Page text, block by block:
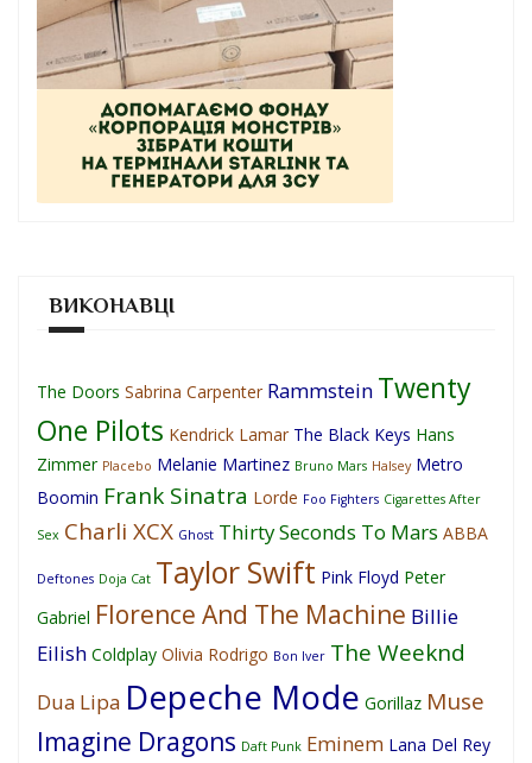
ВИКОНАВЦІ
The Doors Sabrina Carpenter Rammstein Twenty
One Pilots Kendrick Lamar The Black Keys Hans
Zimmer Placebo Melanie Martinez Bruno Mars Halsey Metro
Boomin Frank Sinatra Lorde Foo Fighters Cigarettes After
Sex Charli XCX Ghost Thirty Seconds To Mars ABBA
Deftones Doja Cat Taylor Swift Pink Floyd Peter
Gabriel Florence And The Machine Billie
Eilish Coldplay Olivia Rodrigo Bon Iver The Weeknd
Dua Lipa Depeche Mode Gorillaz Muse
Imagine Dragons Daft Punk Eminem Lana Del Rey